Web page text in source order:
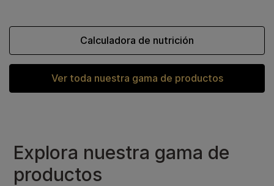
Ver toda nuestra gama de productos
Calculadora de nutrición
Explora nuestra gama de
productos